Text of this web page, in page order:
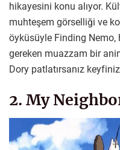
hikayesini konu alıyor.
muhteşem görselliği ve
öyküsüyle Finding
gereken muazzam bir
Dory patlatırsanız
2. My